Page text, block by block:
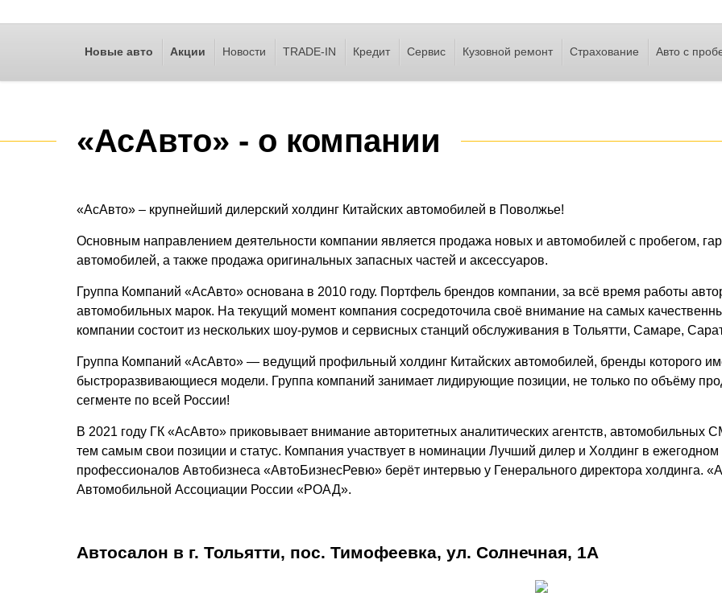
Новые авто Акции Новости TRADE-IN Кредит Сервис Кузовной ремонт Страхование Авто с
«АсАвто» - о компании
«АсАвто» – крупнейший дилерский холдинг Китайских автомобилей в Поволжье!
Основным направлением деятельности компании является продажа новых и автомобилей с пробегом,
автомобилей, а также продажа оригинальных запасных частей и аксессуаров.
Группа Компаний «АсАвто» основана в 2010 году. Портфель брендов компании, за всё время работы
автомобильных марок. На текущий момент компания сосредоточила своё внимание на самых
компании состоит из нескольких шоу-румов и сервисных станций обслуживания в Тольятти, Самаре,
Группа Компаний «АсАвто» — ведущий профильный холдинг Китайских автомобилей, бренды которого
быстроразвивающиеся модели. Группа компаний занимает лидирующие позиции, не только по объёму
сегменте по всей России!
В 2021 году ГК «АсАвто» приковывает внимание авторитетных аналитических агентств,
тем самым свои позиции и статус. Компания участвует в номинации Лучший дилер и Холдинг в
профессионалов Автобизнеса «АвтоБизнесРевю» берёт интервью у Генерального директора холдинга.
Автомобильной Ассоциации России «РОАД».
Автосалон в г. Тольятти, пос. Тимофеевка, ул. Солнечная, 1А